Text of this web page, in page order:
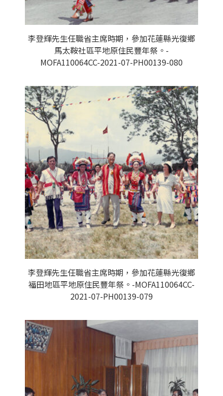
李登輝先生任職省主席時期，參加花蓮縣光復鄉
馬太鞍社區平地原住民豐年祭。-
MOFA110064CC-2021-07-PH00139-080
李登輝先生任職省主席時期，參加花蓮縣光復鄉
福田地區平地原住民豐年祭。-MOFA110064CC-
2021-07-PH00139-079